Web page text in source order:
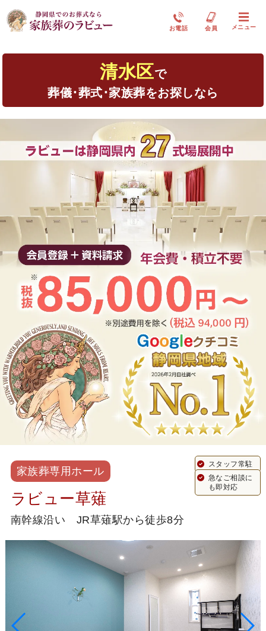
お電話 会員 メニュー
清水区で
葬儀･葬式･家族葬をお探しなら
家族葬専用ホール
ラビュー草薙
南幹線沿い JR草薙駅から徒歩8分
スタッフ常駐
急なご相談に
も即対応